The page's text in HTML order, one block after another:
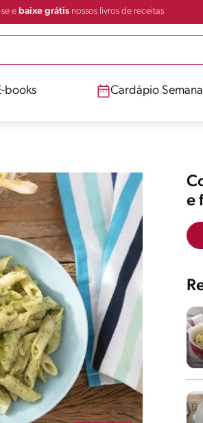
e baixe grátisnossos livros de receitas
books Cardápio
e